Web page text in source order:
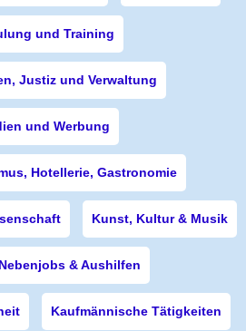
und Training
Justiz und Verwaltung
und Werbung
Hotellerie, Gastronomie
Kunst, Kultur & Musik
& Aushilfen
Kaufmännische Tätigkeiten